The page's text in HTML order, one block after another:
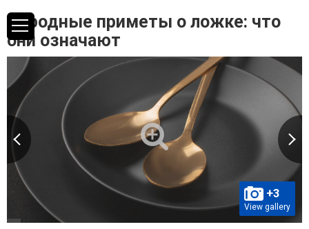
Народные приметы о ложке: что
они означают
+3
View gallery